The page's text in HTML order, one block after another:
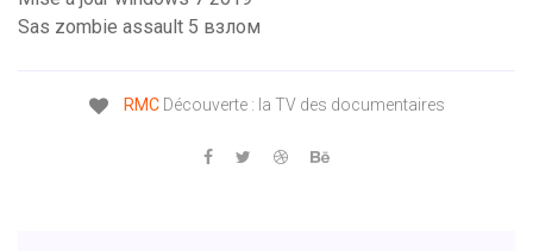
Sas zombie assault 5 взлом
RMCDécouverte : la TV des documentaires